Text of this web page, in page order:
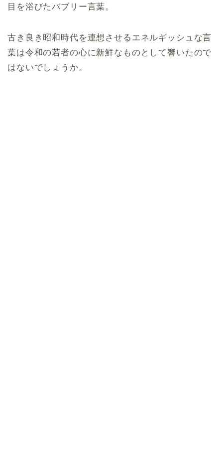
目を浴びたバブリー言葉。
古き良き昭和時代を連想させるエネルギッシュな言
葉は令和の若者の心に新鮮なものとして響いたので
はないでしょうか。